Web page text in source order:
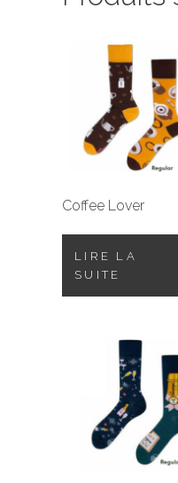
Coffee Lover
LIRE LA
SUITE